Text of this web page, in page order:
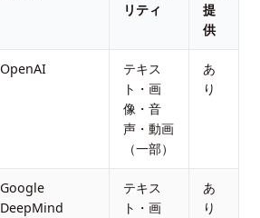
リティ
提
供
OpenAI
テキス
ト・画
像・音
声・動画
（一部）
あ
り
Google
DeepMind
テキス
ト・画
あ
り